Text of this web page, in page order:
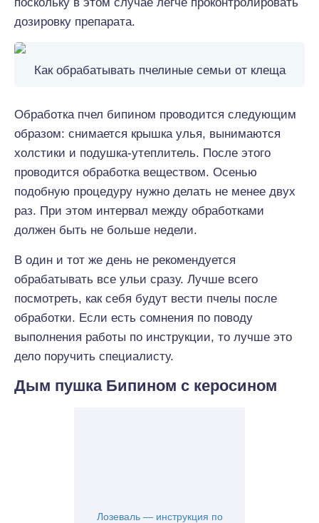
дозировку препарата.
Как обрабатывать пчелиные семьи от клеща
Обработка пчел бипином проводится следующим
образом: снимается крышка улья, вынимаются
холстики и подушка-утеплитель. После этого
проводится обработка веществом. Осенью
подобную процедуру нужно делать не менее двух
раз. При этом интервал между обработками
должен быть не больше недели.
В один и тот же день не рекомендуется
обрабатывать все ульи сразу. Лучше всего
посмотреть, как себя будут вести пчелы после
обработки. Если есть сомнения по поводу
выполнения работы по инструкции, то лучше это
дело поручить специалисту.
Дым пушка Бипином с керосином
Лозеваль — инструкция по